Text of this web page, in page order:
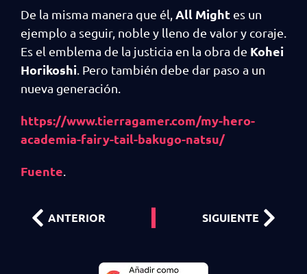
De la misma manera que él, All Might es un
ejemplo a seguir, noble y lleno de valor y coraje.
Es el emblema de la justicia en la obra de Kohei
Horikoshi . Pero también debe dar paso a un
nueva generación.
https://www.tierragamer.com/my-hero-
academia-fairy-tail-bakugo-natsu/
Fuente
ANTERIOR SIGUIENTE